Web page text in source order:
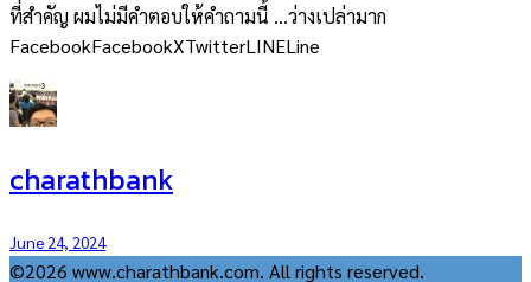
ที่สำคัญ ผมไม่มีคำตอบให้คำถามนี้ …ว่างเปล่ามาก
FacebookFacebookXTwitterLINELine
charathbank
June 24, 2024
©2026 www.charathbank.com. All rights reserved.